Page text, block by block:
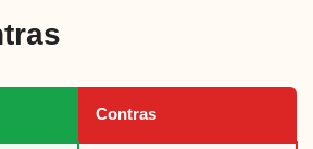
Contras